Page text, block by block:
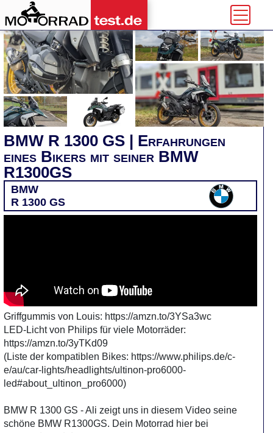
BMW R 1300 GS | Erfahrungen
eines Bikers mit seiner BMW
R1300GS
BMW
R 1300 GS
Griffgummis von Louis: https://amzn.to/3YSa3wc
LED-Licht von Philips für viele Motorräder:
https://amzn.to/3yTKd09
(Liste der kompatiblen Bikes: https://www.philips.de/c-
e/au/car-lights/headlights/ultinon-pro6000-
led#about_ultinon_pro6000)
BMW R 1300 GS - Ali zeigt uns in diesem Video seine
schöne BMW R1300GS. Dein Motorrad hier bei